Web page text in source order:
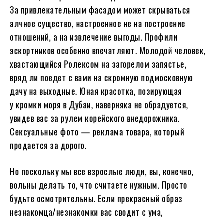
За привлекательным фасадом может скрываться
алчное существо, настроенное не на построение
отношений, а на извлечение выгоды. Профили
эскортников особенно впечатляют. Молодой человек,
хвастающийся Ролексом на загорелом запястье,
вряд ли поедет с вами на скромную подмосковную
дачу на выходные. Юная красотка, позирующая
у кромки моря в Дубаи, наверняка не обрадуется,
увидев вас за рулем корейского внедорожника.
Сексуальные фото — реклама товара, который
продается за дорого.
Но поскольку мы все взрослые люди, вы, конечно,
вольны делать то, что считаете нужным. Просто
будьте осмотрительны. Если прекрасный образ
незнакомца/незнакомки вас сводит с ума,